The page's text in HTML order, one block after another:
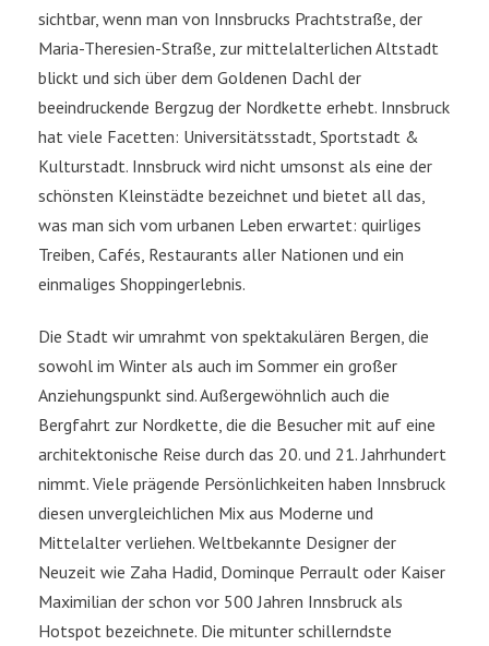
sichtbar, wenn man von Innsbrucks Prachtstraße, der
Maria-Theresien-Straße, zur mittelalterlichen Altstadt
blickt und sich über dem Goldenen Dachl der
beeindruckende Bergzug der Nordkette erhebt. Innsbruck
hat viele Facetten: Universitätsstadt, Sportstadt &
Kulturstadt. Innsbruck wird nicht umsonst als eine der
schönsten Kleinstädte bezeichnet und bietet all das,
was man sich vom urbanen Leben erwartet: quirliges
Treiben, Cafés, Restaurants aller Nationen und ein
einmaliges Shoppingerlebnis.
Die Stadt wir umrahmt von spektakulären Bergen, die
sowohl im Winter als auch im Sommer ein großer
Anziehungspunkt sind. Außergewöhnlich auch die
Bergfahrt zur Nordkette, die die Besucher mit auf eine
architektonische Reise durch das 20. und 21. Jahrhundert
nimmt. Viele prägende Persönlichkeiten haben Innsbruck
diesen unvergleichlichen Mix aus Moderne und
Mittelalter verliehen. Weltbekannte Designer der
Neuzeit wie Zaha Hadid, Dominque Perrault oder Kaiser
Maximilian der schon vor 500 Jahren Innsbruck als
Hotspot bezeichnete. Die mitunter schillerndste